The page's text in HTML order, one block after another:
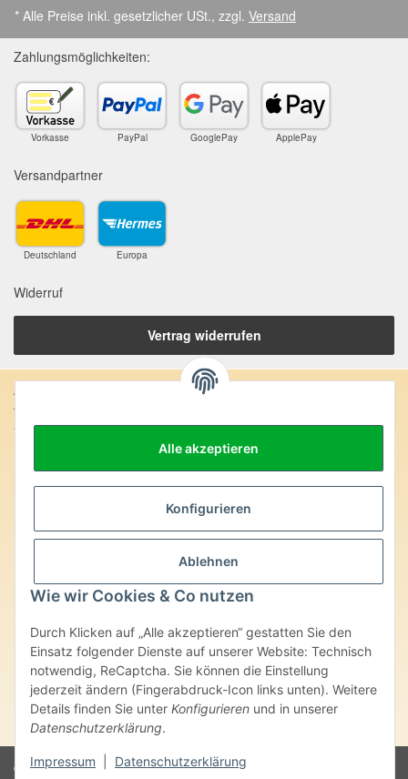
Alle akzeptieren
Konfigurieren
Ablehnen
Wie wir Cookies & Co nutzen
Durch Klicken auf „Alle akzeptieren“ gestatten Sie den
Einsatz folgender Dienste auf unserer Website: Technisch
notwendig, ReCaptcha. Sie können die Einstellung
jederzeit ändern (Fingerabdruck-Icon links unten). Weitere
Details finden Sie unter Konfigurieren und in unserer
Datenschutzerklärung.
Impressum Datenschutzerklärung
* Alle Preise inkl. gesetzlicher USt., zzgl. Versand
Zahlungsmöglichkeiten:
Vorkasse PayPal GooglePay ApplePay
Versandpartner
Deutschland Europa
Widerruf
Vertrag widerrufen
Anschrift:
SteinZeitOase
D-75391 Gechingen
Edelsteine und Mineralien werden im esoterischen Bereich
besondere Kräfte und Eigenschaften zugeordnet. Wir weisen
heilender Wirkungen (körperlich-seelisch-mental-geistig) einzelner
überlassenen Unterlagen bisher weder medizinisch anerkannt oder
wissenschaftlich nachweisbar sind. Die gemachten Angaben
beruhen ausschließlich auf Überlieferungen und langjähriger
Erfahrung. Unsere Produkte ersetzen nie den Besuch beim Arzt
oder Heilpraktiker und sind auch kein Medikamentenersatz. Auch
stellen unsere Angaben im ärztlichen Sinne keine Diagnose- oder
Therapieform dar.
© Karin Philippin - SteinZeitOase